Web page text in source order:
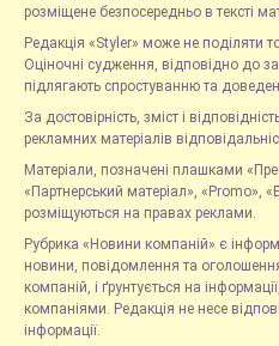
розміщене безпосередньо в тексті
Редакція «Styler» може не поділяти
Оціночні судження, відповідно до
підлягають спростуванню та
За достовірність, зміст і
рекламних матеріалів
Матеріали, позначені плашками
«Партнерський матеріал», «Promo»,
розміщуються на правах реклами.
Рубрика «Новини компаній» є
новини, повідомлення та
компаній, і ґрунтується на
компаніями. Редакція не несе
інформації.